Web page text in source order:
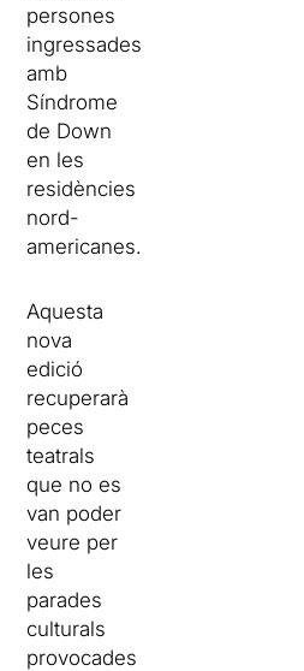
persones
ingressades
amb
Síndrome
de Down
en les
residències
nord-
americanes.
Aquesta
nova
edició
recuperarà
peces
teatrals
que no es
van poder
veure per
les
parades
culturals
provocades